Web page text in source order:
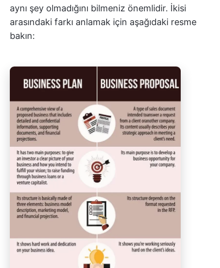
aynı şey olmadığını bilmeniz önemlidir. İkisi
arasındaki farkı anlamak için aşağıdaki resme
bakın: